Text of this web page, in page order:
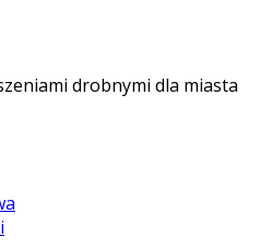
drobnymi dla miasta